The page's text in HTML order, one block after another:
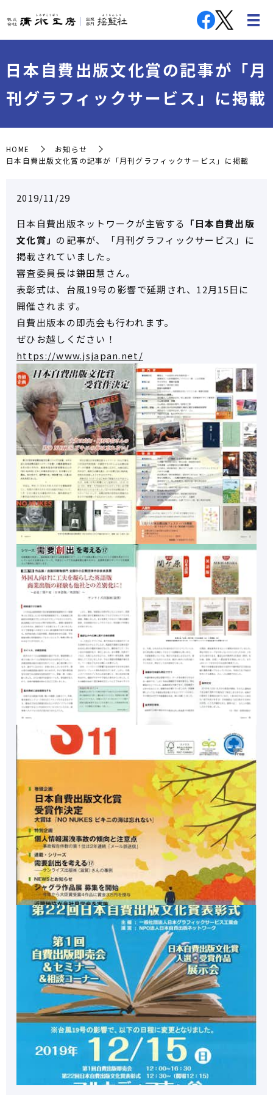
日本自費出版文化賞の記事が「月
刊グラフィックサービス」に掲載
HOME
お知らせ
日本自費出版文化賞の記事が「月刊グラフィックサービス」に掲載
2019/11/29
日本自費出版ネットワークが主管する 「日本自費出版
文化賞」 の記事が、「月刊グラフィックサービス」に
掲載されていました。
審査委員長は鎌田慧さん。
表彰式は、台風19号の影響で延期され、12月15日に
開催されます。
自費出版本の即売会も行われます。
ぜひお越しください！
https://www.jsjapan.net/